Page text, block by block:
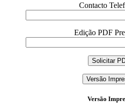
Contacto
Edição PDF
Versão
Versão